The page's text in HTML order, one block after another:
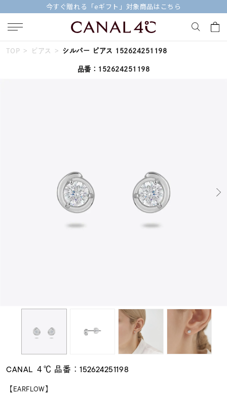
今すぐ贈れる「eギフト」対象商品はこちら
キーワードで検索する
すべてのジュエリー
TOP ピアス シルバー ピアス 152624251198
品番：152624251198
CANAL ４℃ 品番：152624251198
【EARFLOW】